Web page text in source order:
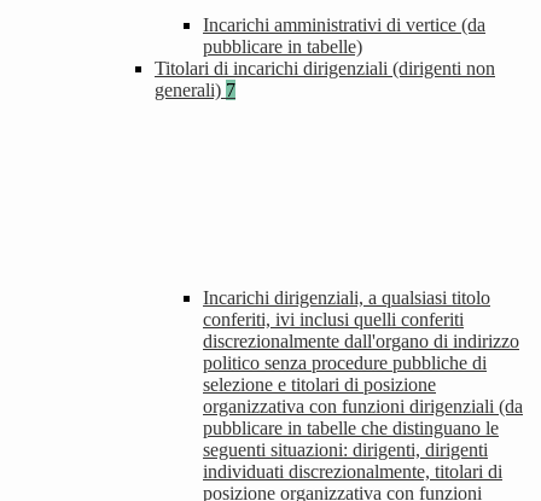
Incarichi amministrativi di vertice (da
pubblicare in tabelle)
Titolari di incarichi dirigenziali (dirigenti non
generali) 7
Incarichi dirigenziali, a qualsiasi titolo
conferiti, ivi inclusi quelli conferiti
discrezionalmente dall'organo di indirizzo
politico senza procedure pubbliche di
selezione e titolari di posizione
organizzativa con funzioni dirigenziali (da
pubblicare in tabelle che distinguano le
seguenti situazioni: dirigenti, dirigenti
individuati discrezionalmente, titolari di
posizione organizzativa con funzioni